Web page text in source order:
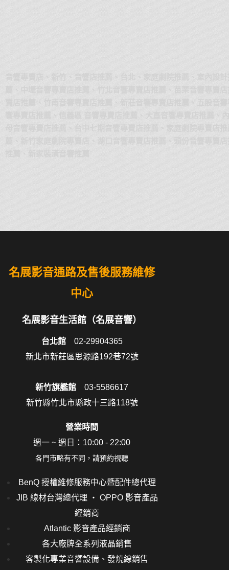
名展影音通路及售後服務維修
中心
名展影音生活館（名展音響）
台北館02-29904365
新北市新莊區思源路192巷72號
新竹旗艦館 03-5586617
新竹縣竹北市縣政十三路118號
營業時間
週一 ~ 週日：10:00 - 22:00
各門市略有不同，請預約視聽
BenQ 授權維修服務中心暨配件總代理
JIB 線材台灣總代理 ‧ OPPO 影音產品
經銷商
Atlantic 影音產品經銷商
各大廠牌全系列液晶銷售
客製化專業音響設備、發燒線銷售